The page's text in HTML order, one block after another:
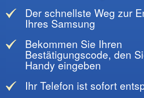
Der schnellste Weg zur
Ihres Samsung
Bekommen Sie Ihren
Bestätigungscode, den
Handy eingeben
Ihr Telefon ist sofort